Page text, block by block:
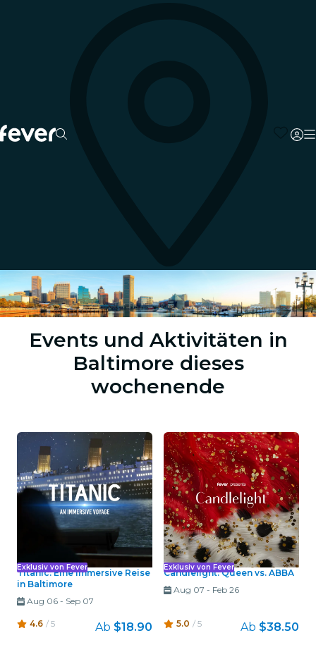
Events und Aktivitäten in
Baltimore dieses
wochenende
Exklusiv von Fever
Titanic: Eine immersive Reise
in Baltimore
Aug 06- Sep 07
4.6 / 5 Ab $18.90
Exklusiv von Fever
Candlelight: Queen vs. ABBA
Aug 07 - Feb 26
5.0 / 5 Ab $38.50